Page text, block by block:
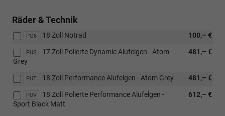
Räder & Technik
PG6 100,– €
18 Zoll Notrad
PUS 481,– €
17 Zoll Polierte Dynamic Alufelgen - Atom
Grey
PUT 481,– €
18 Zoll Performance Alufelgen - Atom Grey
PUV 612,– €
18 Zoll Polierte Performance Alufelgen -
Sport Black Matt